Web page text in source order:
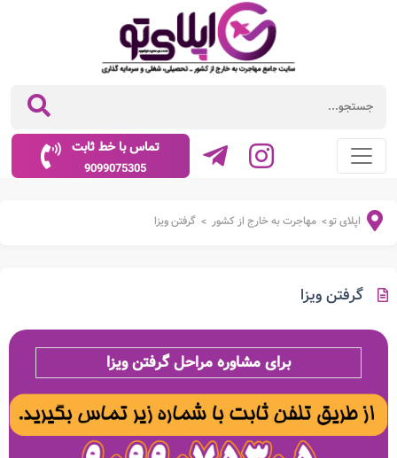
تماس با خط ثابت
9099075305
اپلای تو> مهاجرت به خارج از کشور > گرفتن ویزا
گرفتن ویزا
برای مشاوره مراحل گرفتن ویزا